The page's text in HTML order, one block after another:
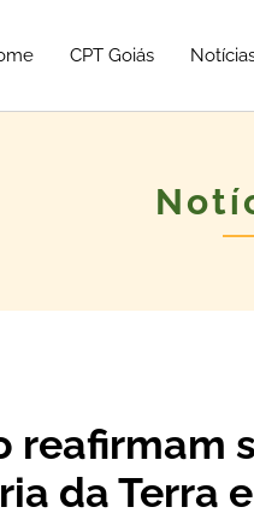
CPT Goiás
da Terra